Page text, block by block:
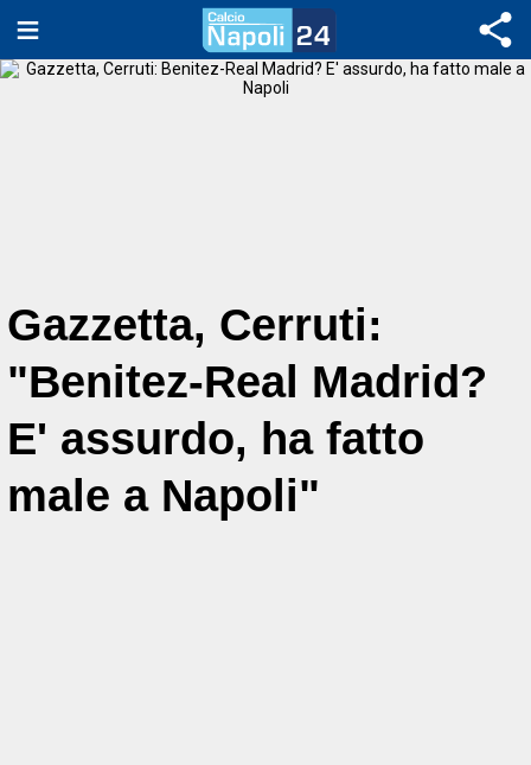
Gazzetta, Cerruti:
"Benitez-Real Madrid?
E' assurdo, ha fatto
male a Napoli"